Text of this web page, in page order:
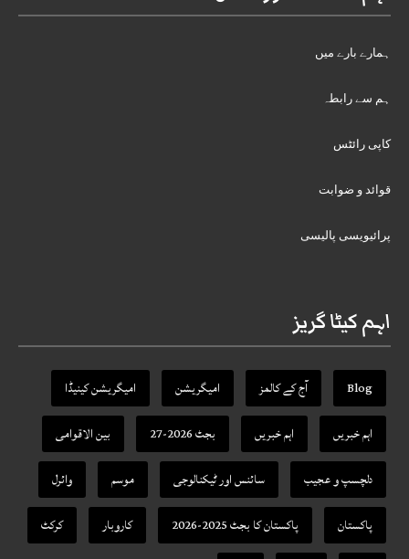
ہمارے بارے میں
ہم سے رابطہ
کاپی رائٹس
قوائد و ضوابت
پرائیویسی پالیسی
اہم کیٹا گریز
Blog آج کے کالمز امیگریشن
امیگریشن کینیڈا
اہم خبریں
اہم خبریں بجٹ 2026-27
بین الاقوامی
دلچسپ و عجیب
سائنس اور ٹیکنالوجی موسم
وائرل
پاکستان
پاکستان کا بجٹ 2025-2026 کاروبار کرکٹ